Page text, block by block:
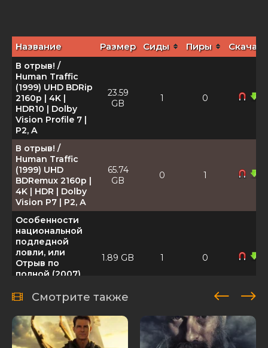
Название Размер Сиды Пиры Скачать
В отрыв! /
Human Traffic
(1999) UHD BDRip
2160p | 4K |
HDR10 | Dolby
Vision Profile 7 |
P2, A
23.59
GB
1 0
В отрыв! /
Human Traffic
(1999) UHD
BDRemux 2160p |
4K | HDR | Dolby
Vision P7 | P2, А
65.74
GB
0 1
Особенности
национальной
подледной
ловли, или
Отрыв по
полной (2007)
ExKinoRay
1.89 GB 1 0
Гарольд и
Кумар уходят в
отрыв / Harold &
Kumar Go to
Смотрите также